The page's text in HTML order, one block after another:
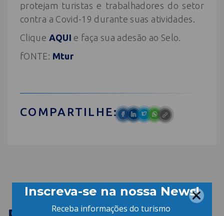
protejam turistas e trabalhadores do setor
contra a Covid-19 durante suas atividades.
Clique AQUI e faça sua adesão ao Selo.
fONTE: Mtur
COMPARTILHE: